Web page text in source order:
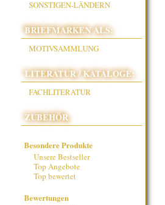
SONSTIGEN-LÄNDERN
BRIEFMARKEN ALS:
MOTIVSAMMLUNG
LITERATUR / KATALOGE:
FACHLITERATUR
ZUBEHÖR
Besondere Produkte
Unsere Bestseller
Top Angebote
Top bewertet
Bewertungen